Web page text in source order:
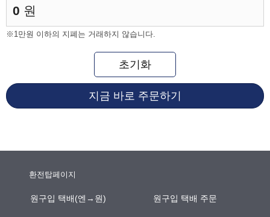
0 원
※1만원 이하의 지폐는 거래하지 않습니다.
초기화
지금 바로 주문하기
환전탑페이지
원구입 택배(엔→원) 원구입 택배 주문